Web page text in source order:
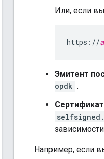
Или, если
https://
Эмитент
opdk .
Например, если